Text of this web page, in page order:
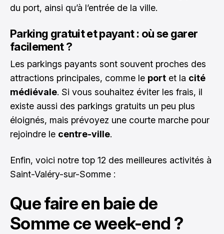
du port, ainsi qu’à l’entrée de la ville.
Parking gratuit et payant : où se garer
facilement ?
Les parkings payants sont souvent proches des
attractions principales, comme le port et la cité
médiévale. Si vous souhaitez éviter les frais, il
existe aussi des parkings gratuits un peu plus
éloignés, mais prévoyez une courte marche pour
rejoindre le centre-ville.
Enfin, voici notre top 12 des meilleures activités à
Saint-Valéry-sur-Somme :
Que faire en baie de
Somme ce week-end ?